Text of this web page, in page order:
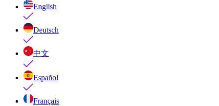
English
Deutsch
中文
Español
Français